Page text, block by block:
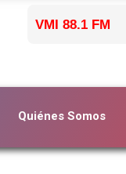
VMI 88.1 FM
Quiénes Somos